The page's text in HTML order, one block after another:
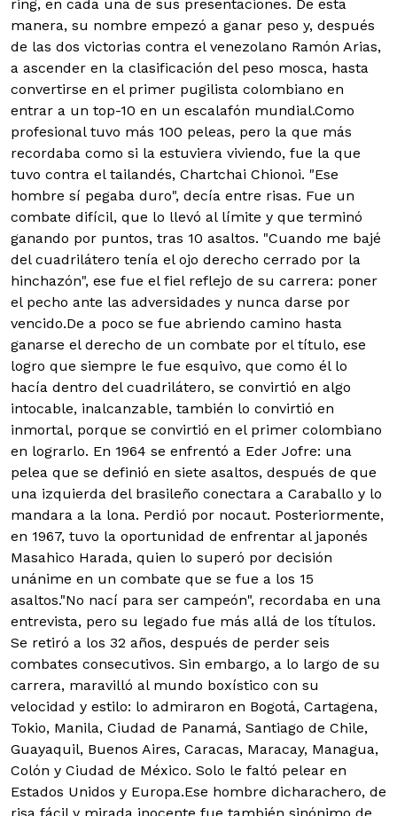
ring, en cada una de sus presentaciones. De esta
manera, su nombre empezó a ganar peso y, después
de las dos victorias contra el venezolano Ramón Arias,
a ascender en la clasificación del peso mosca, hasta
convertirse en el primer pugilista colombiano en
entrar a un top-10 en un escalafón mundial.Como
profesional tuvo más 100 peleas, pero la que más
recordaba como si la estuviera viviendo, fue la que
tuvo contra el tailandés, Chartchai Chionoi. "Ese
hombre sí pegaba duro", decía entre risas. Fue un
combate difícil, que lo llevó al límite y que terminó
ganando por puntos, tras 10 asaltos. "Cuando me bajé
del cuadrilátero tenía el ojo derecho cerrado por la
hinchazón", ese fue el fiel reflejo de su carrera: poner
el pecho ante las adversidades y nunca darse por
vencido.De a poco se fue abriendo camino hasta
ganarse el derecho de un combate por el título, ese
logro que siempre le fue esquivo, que como él lo
hacía dentro del cuadrilátero, se convirtió en algo
intocable, inalcanzable, también lo convirtió en
inmortal, porque se convirtió en el primer colombiano
en lograrlo. En 1964 se enfrentó a Eder Jofre: una
pelea que se definió en siete asaltos, después de que
una izquierda del brasileño conectara a Caraballo y lo
mandara a la lona. Perdió por nocaut. Posteriormente,
en 1967, tuvo la oportunidad de enfrentar al japonés
Masahico Harada, quien lo superó por decisión
unánime en un combate que se fue a los 15
asaltos."No nací para ser campeón", recordaba en una
entrevista, pero su legado fue más allá de los títulos.
Se retiró a los 32 años, después de perder seis
combates consecutivos. Sin embargo, a lo largo de su
carrera, maravilló al mundo boxístico con su
velocidad y estilo: lo admiraron en Bogotá, Cartagena,
Tokio, Manila, Ciudad de Panamá, Santiago de Chile,
Guayaquil, Buenos Aires, Caracas, Maracay, Managua,
Colón y Ciudad de México. Solo le faltó pelear en
Estados Unidos y Europa.Ese hombre dicharachero, de